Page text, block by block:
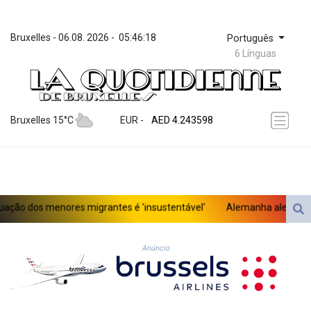
Bruxelles - 06.08. 2026 - 05:46:18 Português
6 Línguas
Bruxelles 15°C EUR -
ZWL 372.073259
AED 4.243598
AFN 76.263586
ARS 1729.009179
AUD 1.63715
AZN 1.965146
BAM 1.957373
BBD 2.326069
BDT 142.954868
dos menores migrantes é 'insustentável' Alemanha alerta para
Anúncio